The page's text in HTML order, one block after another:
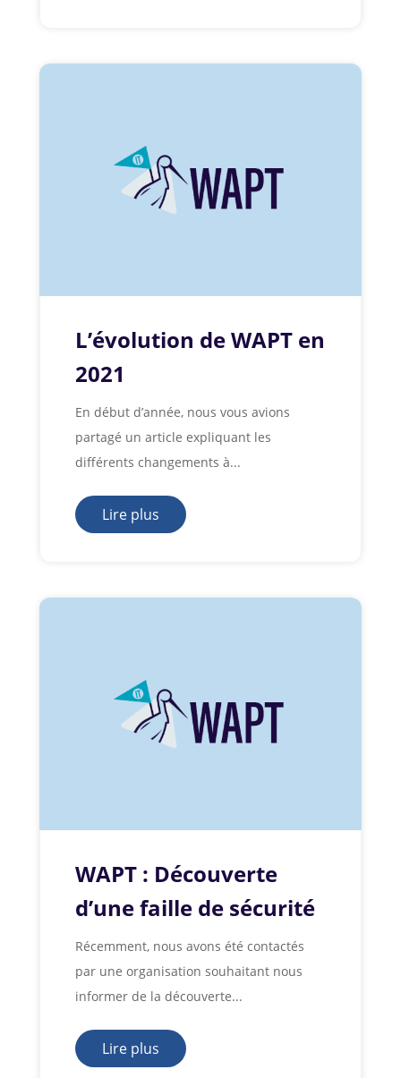
L’évolution de WAPT en
2021
En début d’année, nous vous avions
partagé un article expliquant les
différents changements à...
Lire plus
WAPT : Découverte
d’une faille de sécurité
Récemment, nous avons été contactés
par une organisation souhaitant nous
informer de la découverte...
Lire plus